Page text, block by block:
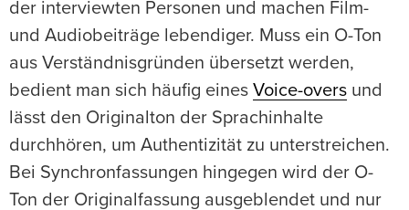
der interviewten Personen und machen Film-
und Audiobeiträge lebendiger. Muss ein O-Ton
aus Verständnisgründen übersetzt werden,
bedient man sich häufig eines Voice-overs und
lässt den Originalton der Sprachinhalte
durchhören, um Authentizität zu unterstreichen.
Bei Synchronfassungen hingegen wird der O-
Ton der Originalfassung ausgeblendet und nur